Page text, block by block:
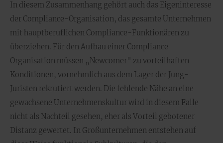
In diesem Zusammenhang gehört auch das Eigeninteresse
der Compliance-Organisation, das gesamte Unternehmen
mit hauptberuflichen Compliance-Funktionären zu
überziehen. Für den Aufbau einer Compliance
Organisation müssen „Newcomer" zu vorteilhaften
Konditionen, vornehmlich aus dem Lager der Jung-
Juristen rekrutiert werden. Die fehlende Nähe an eine
gewachsene Unternehmenskultur wird in diesem Falle
nicht als Nachteil gesehen, eher als Vorteil gebotener
Distanz gewertet. In Großunternehmen entstehen auf